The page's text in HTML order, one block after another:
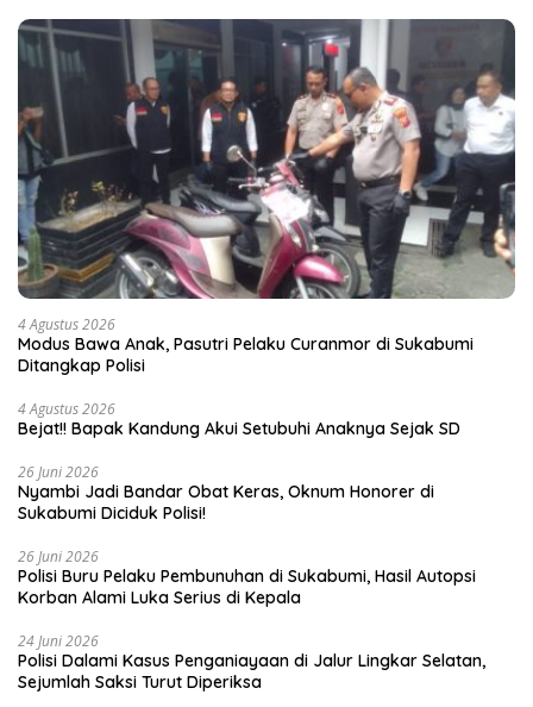
4 Agustus 2026
Modus Bawa Anak, Pasutri Pelaku Curanmor di Sukabumi
Ditangkap Polisi
4 Agustus 2026
Bejat!! Bapak Kandung Akui Setubuhi Anaknya Sejak SD
26 Juni 2026
Nyambi Jadi Bandar Obat Keras, Oknum Honorer di
Sukabumi Diciduk Polisi!
26 Juni 2026
Polisi Buru Pelaku Pembunuhan di Sukabumi, Hasil Autopsi
Korban Alami Luka Serius di Kepala
24 Juni 2026
Polisi Dalami Kasus Penganiayaan di Jalur Lingkar Selatan,
Sejumlah Saksi Turut Diperiksa